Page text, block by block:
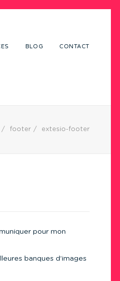
BLOG CONTACT
footer extesio-footer
pour mon
banques d’images